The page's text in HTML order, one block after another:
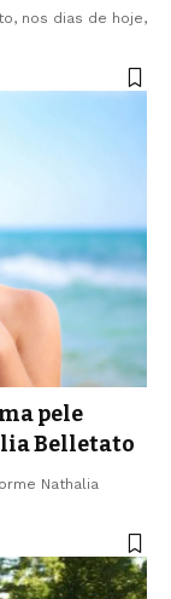
nos dias de hoje,
pele
Belletato
Nathalia